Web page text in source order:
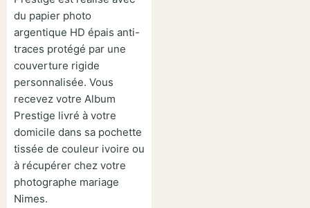
du papier photo
argentique HD épais anti-
traces protégé par une
couverture rigide
personnalisée. Vous
recevez votre Album
Prestige livré à votre
domicile dans sa pochette
tissée de couleur ivoire ou
à récupérer chez votre
photographe mariage
Nimes.